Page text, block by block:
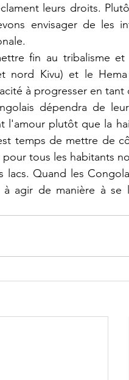
leurs droits.
envisager de les
fin au tribalisme et
nord Kivu) et le
à progresser en tant
dépendra de
l'amour plutôt que la
temps de mettre de
tous les habitants
Quand les
agir de manière à se